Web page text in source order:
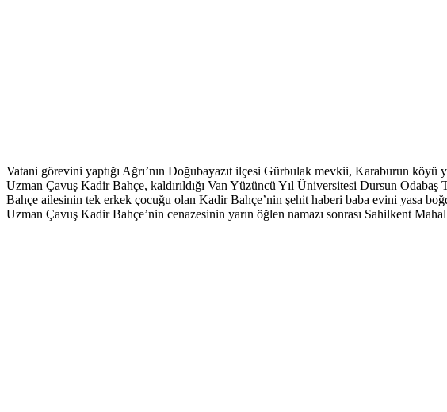
Vatani görevini yaptığı Ağrı’nın Doğubayazıt ilçesi Gürbulak mevkii, Karaburun köyü
Uzman Çavuş Kadir Bahçe, kaldırıldığı Van Yüzüncü Yıl Üniversitesi Dursun
Bahçe ailesinin tek erkek çocuğu olan Kadir Bahçe’nin şehit haberi baba evini yasa
Uzman Çavuş Kadir Bahçe’nin cenazesinin yarın öğlen namazı sonrası Sahilkent